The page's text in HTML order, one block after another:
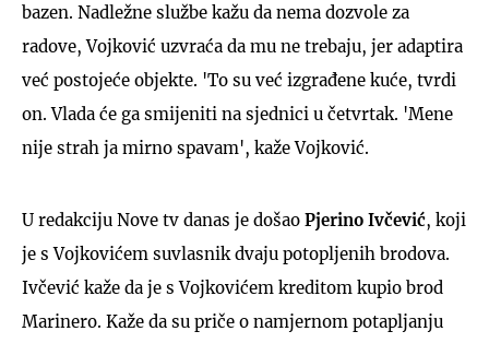
bazen. Nadležne službe kažu da nema dozvole za
radove, Vojković uzvraća da mu ne trebaju, jer adaptira
već postojeće objekte. 'To su već izgrađene kuće, tvrdi
on. Vlada će ga smijeniti na sjednici u četvrtak. 'Mene
nije strah ja mirno spavam', kaže Vojković.
U redakciju Nove tv danas je došao Pjerino Ivčević, koji
je s Vojkovićem suvlasnik dvaju potopljenih brodova.
Ivčević kaže da je s Vojkovićem kreditom kupio brod
Marinero. Kaže da su priče o namjernom potapljanju